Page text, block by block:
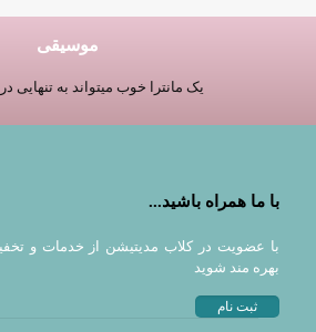
موسیقی
یک مانترا خوب میتواند به تنهایی
با ما همراه باشید...
با عضويت در کلاب مدیتیشن از خدمات و
بهره مند شوید
ثبت نام